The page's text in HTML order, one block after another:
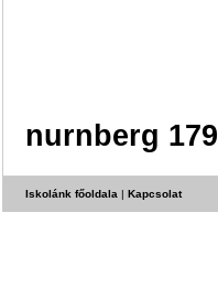
nurnberg 179
Iskolánk főoldala | Kapcsolat